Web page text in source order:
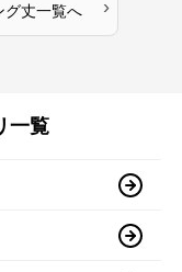
グ丈一覧へ ›
一覧